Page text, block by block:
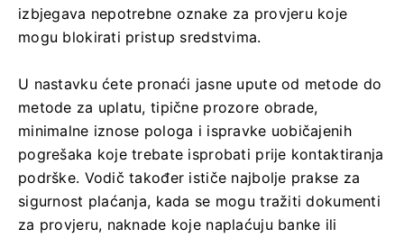
izbjegava nepotrebne oznake za provjeru koje
mogu blokirati pristup sredstvima.
U nastavku ćete pronaći jasne upute od metode do
metode za uplatu, tipične prozore obrade,
minimalne iznose pologa i ispravke uobičajenih
pogrešaka koje trebate isprobati prije kontaktiranja
podrške. Vodič također ističe najbolje prakse za
sigurnost plaćanja, kada se mogu tražiti dokumenti
za provjeru, naknade koje naplaćuju banke ili